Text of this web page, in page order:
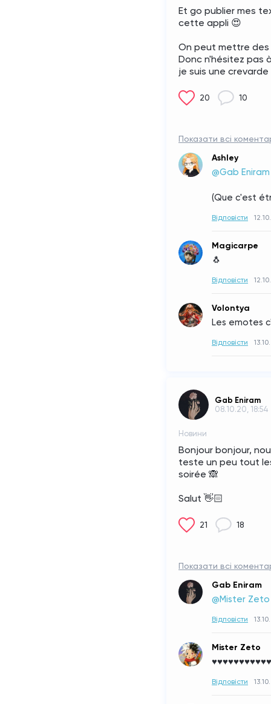
Et go publier mes
cette appli 😍
On peut mettre des
Donc n'hésitez pas
je suis une
20 10
Показати всі
Ashley
@Gab Eniram
(Que c'est
Відповісти
Magicarpe
🐧
Відповісти
Volontya
Les emotes
Відповісти
Gab Eniram
08.10.20, 18:54
Новини
Bonjour bonjour,
teste un peu tout
soirée 🙈
Salut 👋🏻
21 18
Показати всі
Gab Eniram
@Mister Zeto
Відповісти
Mister Zeto
Відповісти